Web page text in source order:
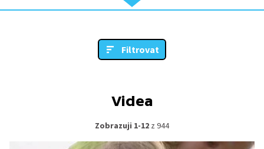
Filtrovat
Videa
Zobrazuji 1-12 z 944